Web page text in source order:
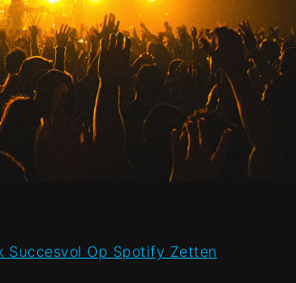
Succesvol Op Spotify Zetten